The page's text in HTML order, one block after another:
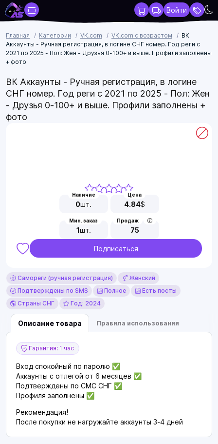
Войти
Главная Категории VK.com VK.com с возрастом
ВК
Аккаунты - Ручная регистрация, в логине СНГ номер. Год реги с
2021 по 2025 - Пол: Жен - Друзья 0-100+ и выше. Профили заполнены
+ фото
ВК Аккаунты - Ручная регистрация, в логине
СНГ номер. Год реги с 2021 по 2025 - Пол: Жен
- Друзья 0-100+ и выше. Профили заполнены +
фото
Наличие
0шт.
Цена
4.84$
Мин. заказ
1шт.
Продаж
75
Подписаться
Самореги (ручная регистрация)
Женский
Подтверждены по SMS
Полное
Есть посты
Страны СНГ
Год: 2024
Описание товара Правила использования
Гарантия: 1 час
Вход спокойный по паролю ✅
Аккаунты с отлегой от 6 месяцев ✅
Подтверждены по СМС СНГ ✅
Профиля заполнены ✅
Рекомендация!
После покупки не нагружайте аккаунты 3-4 дней